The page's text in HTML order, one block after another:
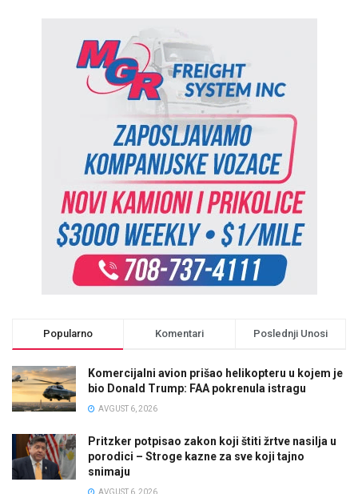
Popularno Komentari Poslednji Unosi
Komercijalni avion prišao helikopteru u kojem je
bio Donald Trump: FAA pokrenula istragu
AVGUST 6, 2026
Pritzker potpisao zakon koji štiti žrtve nasilja u
porodici – Stroge kazne za sve koji tajno
snimaju
AVGUST 6, 2026